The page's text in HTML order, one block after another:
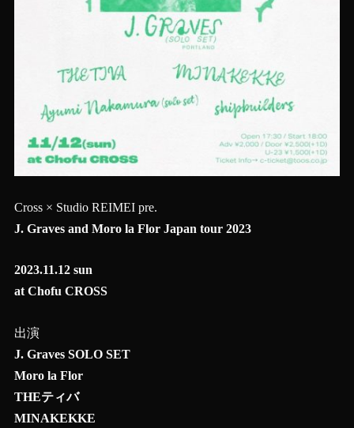
Cross × Studio REIMEI pre.
J. Graves and Moro la Flor Japan tour 2023
2023.11.12 sun
at Chofu CROSS
出演
J. Graves SOLO SET
Moro la Flor
THEティバ
MINAKEKKE